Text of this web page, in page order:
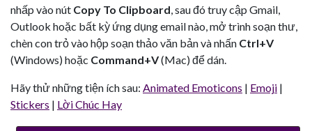
nhấp vào nút Copy To Clipboard, sau đó truy cập Gmail,
Outlook hoặc bất kỳ ứng dụng email nào, mở trình soạn thư,
chèn con trỏ vào hộp soạn thảo văn bản và nhấn Ctrl+V
(Windows) hoặc Command+V(Mac) để dán.
Hãy thử những tiện ích sau: Animated Emoticons | Emoji |
Stickers | Lời Chúc Hay